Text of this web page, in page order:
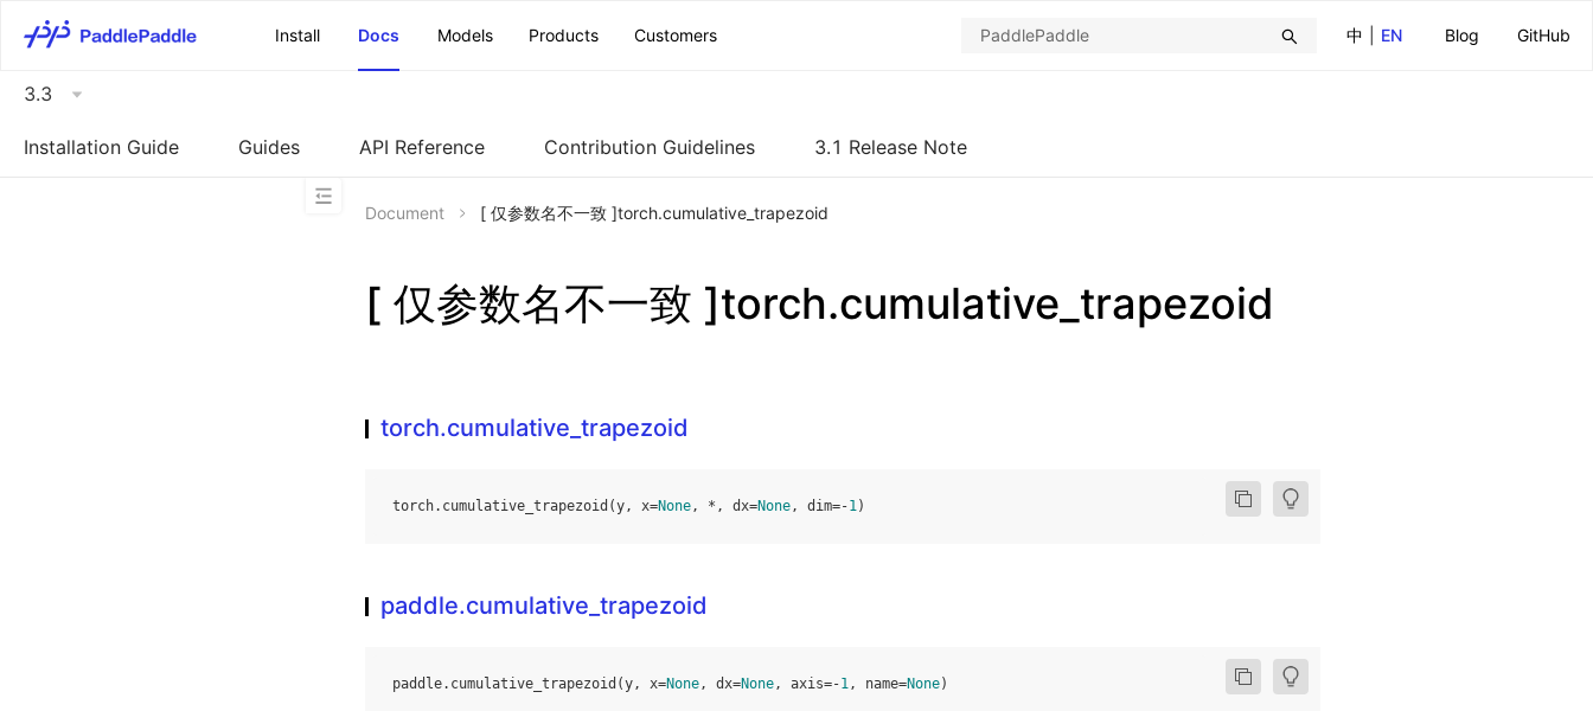
中
EN Blog GitHub
Install Docs Models Products Customers
3.3
Installation Guide Guides API Reference Contribution Guidelines 3.1 Release Note
Document [ 仅参数名不一致 ]torch.cumulative_trapezoid
[ 仅参数名不一致 ]torch.cumulative_trapezoid
torch.cumulative_trapezoid
torch. cumulative_trapezoid (y, x=None, * , dx=None, dim=-1)
paddle.cumulative_trapezoid
paddle. cumulative_trapezoid (y, x=None, dx=None, axis=-1, name=None)